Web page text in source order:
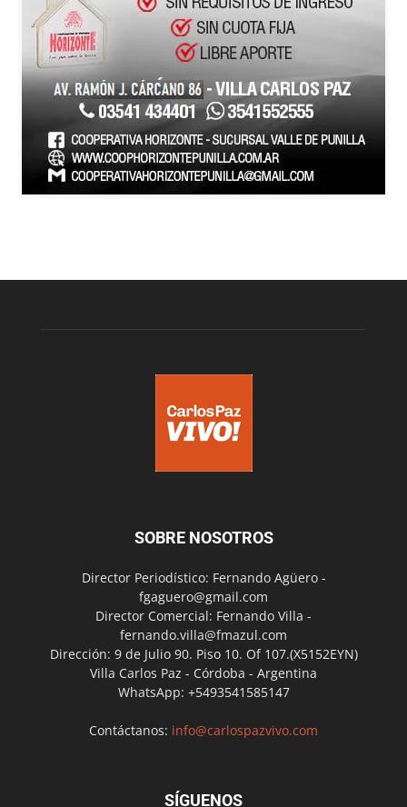
SOBRE NOSOTROS
Director Periodístico: Fernando Agüero -
fgaguero@gmail.com
Director Comercial: Fernando Villa -
fernando.villa@fmazul.com
Dirección: 9 de Julio 90. Piso 10. Of 107.(X5152EYN)
Villa Carlos Paz - Córdoba - Argentina
WhatsApp: +5493541585147
Contáctanos: info@carlospazvivo.com
SÍGUENOS